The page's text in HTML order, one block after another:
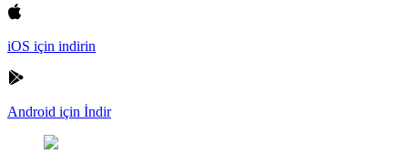
iOS için indirin
Android için İndir